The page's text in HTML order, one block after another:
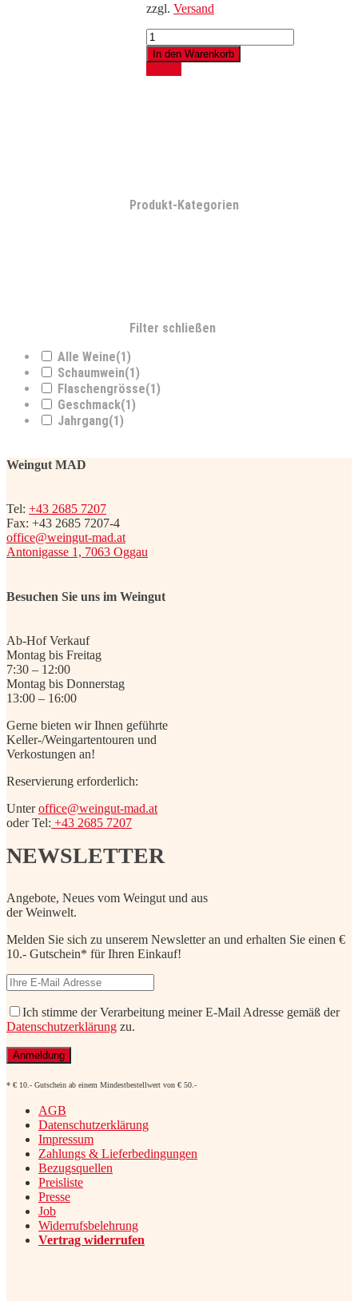
zzgl. Versand
Sekt
Blanc
de
Blanc
In den Warenkorb
Produkt-Kategorien
Filter schließen
Alle Weine(1)
Schaumwein(1)
Flaschengrösse(1)
Geschmack(1)
Jahrgang(1)
Weingut MAD
Tel: +43 2685 7207
Fax: +43 2685 7207-4
office@weingut-mad.at
Antonigasse 1, 7063 Oggau
Besuchen Sie uns im Weingut
Ab-Hof Verkauf
Montag bis Freitag
7:30 – 12:00
Montag bis Donnerstag
13:00 – 16:00
Gerne bieten wir Ihnen geführte
Keller-/Weingartentouren und
Verkostungen an!
Reservierung erforderlich:
Unteroffice@weingut-mad.at
oder Tel: +43 2685 7207
NEWSLETTER
Angebote, Neues vom Weingut und aus
der Weinwelt.
Melden Sie sich zu unserem Newsletter an und erhalten Sie einen €
10.- Gutschein* für Ihren Einkauf!
Ich stimme der Verarbeitung meiner E-Mail Adresse gemäß der
Datenschutzerklärung zu.
* € 10.- Gutschein ab einem Mindestbestellwert von € 50.-
AGB
Datenschutzerklärung
Impressum
Zahlungs & Lieferbedingungen
Bezugsquellen
Preisliste
Presse
Job
Widerrufsbelehrung
Vertrag widerrufen